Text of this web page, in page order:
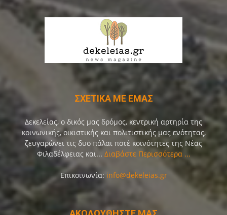
ΣΧΕΤΙΚΑ ΜΕ ΕΜΑΣ
Δεκελείας, ο δικός μας δρόμος, κεντρική αρτηρία της
κοινωνικής, οικιστικής και πολιτιστικής μας ενότητας,
ζευγαρώνει τις δυο πάλαι ποτέ κοινότητες της Νέας
Φιλαδέλφειας και... Διαβάστε Περισσότερα ...
Επικοινωνία: info@dekeleias.gr